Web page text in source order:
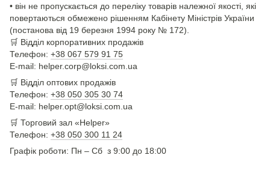
• він не пропускається до переліку товарів належної якості, які
повертаються обмежено рішенням Кабінету Міністрів України
(постанова від 19 березня 1994 року № 172).
🛒 Відділ корпоративних продажів
Телефон: +38 067 579 91 75
E-mail: helper.corp@loksi.com.ua
🛒 Відділ оптових продажів
Телефон: +38 050 305 30 74
E-mail: helper.opt@loksi.com.ua
🛒 Торговий зал «Helper»
Телефон: +38 050 300 11 24
Графік роботи: Пн – Сб з 9:00 до 18:00